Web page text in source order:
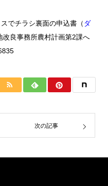
でチラシ裏面の申込書（ ダ
改良事務所農村計画第2課へ
次の記事